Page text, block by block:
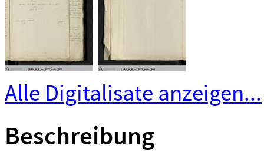
Alle Digitalisate anzeigen...
Beschreibung